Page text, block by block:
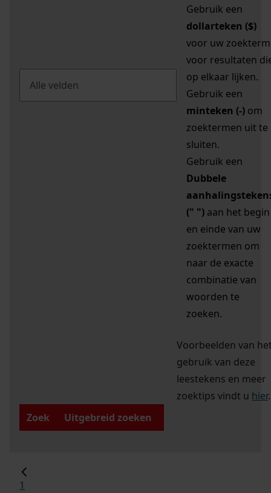
Gebruik een
dollarteken ($)
voor uw zoekterm
voor resultaten
op elkaar lijken.
Gebruik een
minteken (-) om
zoektermen uit te
sluiten.
Gebruik een
Dubbele
(" ") aan het begin
en einde van uw
zoektermen om
naar de exacte
combinatie van
woorden te
zoeken.
Voorbeelden van
gebruik van deze
leestekens en meer
zoektips vindt u hier.
Zoek
Uitgebreid zoeken
1